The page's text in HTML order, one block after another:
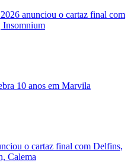
anunciou o cartaz final com
Insomnium
10 anos em Marvila
o cartaz final com Delfins,
Calema